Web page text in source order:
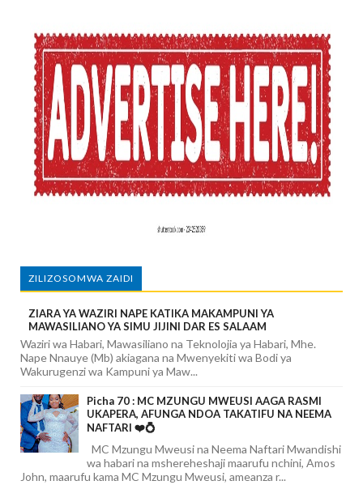
ZILIZOSOMWA ZAIDI
ZIARA YA WAZIRI NAPE KATIKA MAKAMPUNI YA
MAWASILIANO YA SIMU JIJINI DAR ES SALAAM
Waziri wa Habari, Mawasiliano na Teknolojia ya Habari, Mhe.
Nape Nnauye (Mb) akiagana na Mwenyekiti wa Bodi ya
Wakurugenzi wa Kampuni ya Maw...
Picha 70 : MC MZUNGU MWEUSI AAGA RASMI
UKAPERA, AFUNGA NDOA TAKATIFU NA NEEMA
NAFTARI ❤️💍
MC Mzungu Mweusi na Neema Naftari Mwandishi
wa habari na mshereheshaji maarufu nchini, Amos
John, maarufu kama MC Mzungu Mweusi, ameanza r...